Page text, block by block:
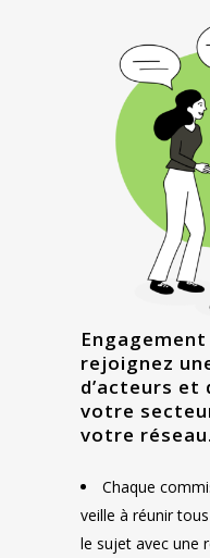
Engagement
rejoignez
d’acteurs et
votre
votre réseau.
Chaque
veille à réunir
le sujet avec une